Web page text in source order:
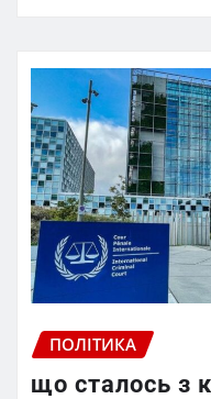
ПОЛІТИКА
що сталось з